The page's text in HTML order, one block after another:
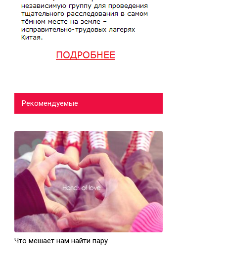
Рекомендуемые
Что мешает нам найти пару